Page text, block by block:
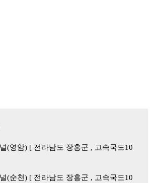
(영암) [ 전라남도 장흥군 , 고속국도10
(순천) [ 전라남도 장흥군 , 고속국도10